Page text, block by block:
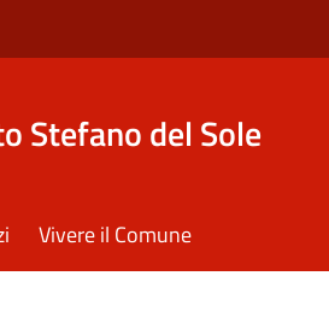
Stefano del Sole
Vivere il Comune